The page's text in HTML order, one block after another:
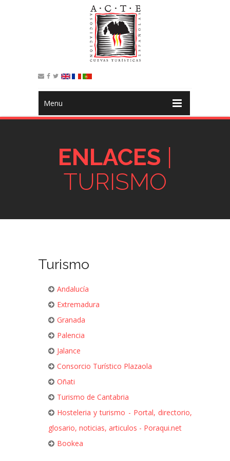
Menu
ENLACES
TURISMO
Turismo
Andalucía
Extremadura
Granada
Palencia
Jalance
Consorcio Turístico Plazaola
Oñati
Turismo de Cantabria
Hosteleria y turismo - Portal, directorio,
glosario, noticias, articulos - Poraqui.net
Bookea